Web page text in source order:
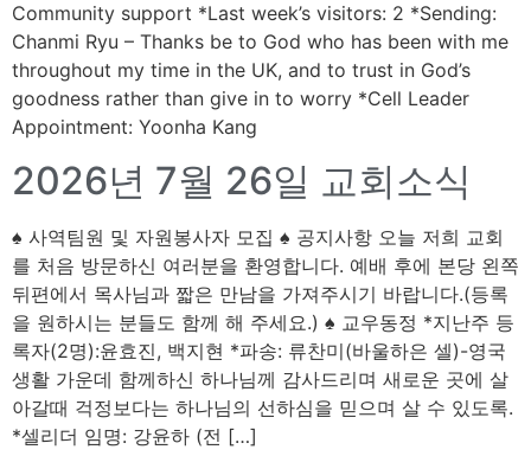
Community support *Last week’s visitors: 2 *Sending:
Chanmi Ryu – Thanks be to God who has been with me
throughout my time in the UK, and to trust in God’s
goodness rather than give in to worry *Cell Leader
Appointment: Yoonha Kang
2026년 7월 26일 교회소식
♠ 사역팀원 및 자원봉사자 모집 ♠ 공지사항 오늘 저희 교회
를 처음 방문하신 여러분을 환영합니다. 예배 후에 본당 왼쪽
뒤편에서 목사님과 짧은 만남을 가져주시기 바랍니다.(등록
을 원하시는 분들도 함께 해 주세요.) ♠ 교우동정 *지난주 등
록자(2명):윤효진, 백지현 *파송: 류찬미(바울하은 셀)-영국
생활 가운데 함께하신 하나님께 감사드리며 새로운 곳에 살
아갈때 걱정보다는 하나님의 선하심을 믿으며 살 수 있도록.
*셀리더 임명: 강윤하 (전 […]